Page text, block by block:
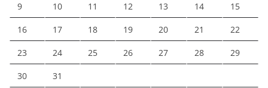
9 10 11 12 13 14 15
16 17 18 19 20 21 22
23 24 25 26 27 28 29
30 31